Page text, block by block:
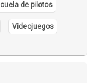
de pilotos
Videojuegos